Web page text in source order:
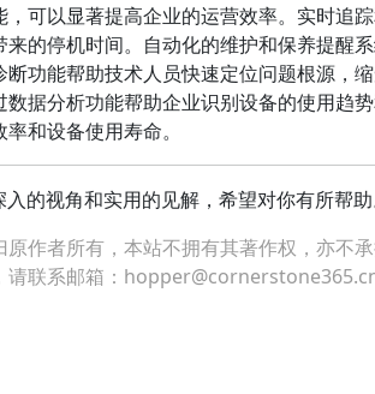
可以显著提高企业的运营效率。实时追
的停机时间。自动化的维护和保养提醒
功能帮助技术人员快速定位问题根源，
据分析功能帮助企业识别设备的使用趋
和设备使用寿命。
的视角和实用的见解，希望对你有所帮助
作者所有，本站不拥有其著作权，亦不
请联系邮箱：